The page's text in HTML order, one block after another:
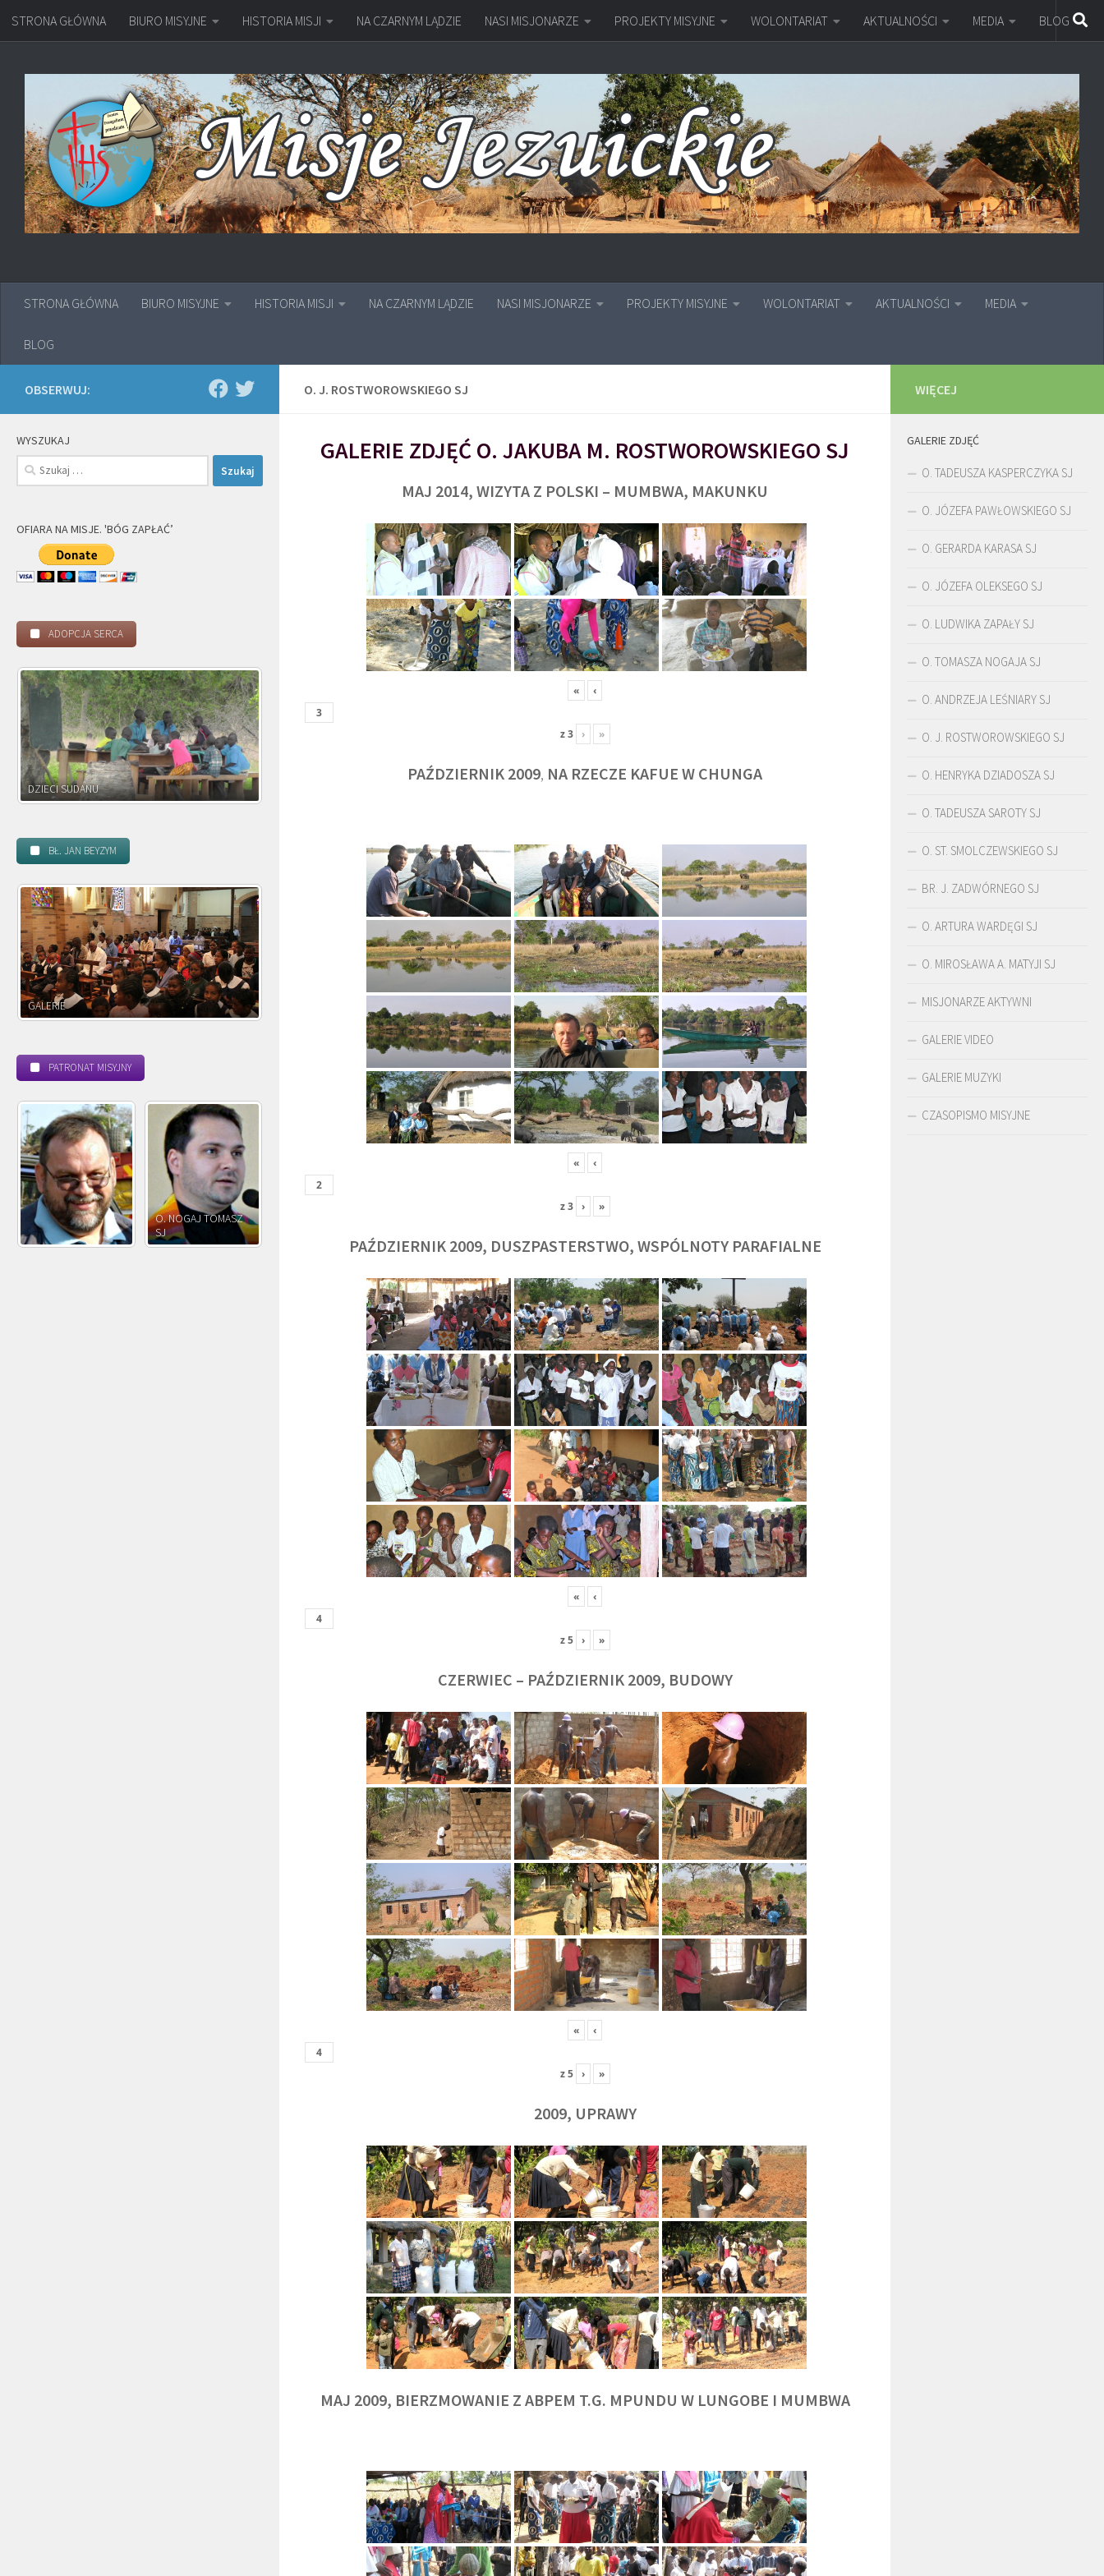
Przejdź do treści
STRONA GŁÓWNA BIURO MISYJNE HISTORIA MISJI NA CZARNYM LĄDZIE NASI MISJONARZE PROJEKTY MISYJNE WOLONTARIAT AKTUALNOŚCI MEDIA BLOG
STRONA GŁÓWNA BIURO MISYJNE HISTORIA MISJI NA CZARNYM LĄDZIE NASI MISJONARZE PROJEKTY MISYJNE WOLONTARIAT AKTUALNOŚCI MEDIA
BLOG
O. J. ROSTWOROWSKIEGO SJ
GALERIE ZDJĘĆ O. JAKUBA M. ROSTWOROWSKIEGO SJ
MAJ 2014, WIZYTA Z POLSKI – MUMBWA, MAKUNKU
« ‹
z3 › »
PAŹDZIERNIK 2009, NA RZECZE KAFUE W CHUNGA
« ‹
z3 › »
PAŹDZIERNIK 2009, DUSZPASTERSTWO, WSPÓLNOTY PARAFIALNE
« ‹
z5 › »
CZERWIEC – PAŹDZIERNIK 2009, BUDOWY
« ‹
z5 › »
2009, UPRAWY
MAJ 2009, BIERZMOWANIE Z ABPEM T.G. MPUNDU W LUNGOBE I MUMBWA
OBSERWUJ:
WYSZUKAJ
Szukaj:
OFIARA NA MISJE. 'BÓG ZAPŁAĆ’
ADOPCJA SERCA
DZIECI ZAMBII
BŁ. JAN BEYZYM
POWOŁANIE MISYJNE KULT ŚLADAMI BEYZYMA DUCHOWOŚĆ
PATRONAT MISYJNY
O. JÓZEF OLEKSY SJ
O. JÓZEF
PAWŁOWSKI SJ
WIĘCEJ
GALERIE ZDJĘĆ
O. TADEUSZA KASPERCZYKA SJ
O. JÓZEFA PAWŁOWSKIEGO SJ
O. GERARDA KARASA SJ
O. JÓZEFA OLEKSEGO SJ
O. LUDWIKA ZAPAŁY SJ
O. TOMASZA NOGAJA SJ
O. ANDRZEJA LEŚNIARY SJ
O. J. ROSTWOROWSKIEGO SJ
O. HENRYKA DZIADOSZA SJ
O. TADEUSZA SAROTY SJ
O. ST. SMOLCZEWSKIEGO SJ
BR. J. ZADWÓRNEGO SJ
O. ARTURA WARDĘGI SJ
O. MIROSŁAWA A. MATYJI SJ
MISJONARZE AKTYWNI
GALERIE VIDEO
GALERIE MUZYKI
CZASOPISMO MISYJNE